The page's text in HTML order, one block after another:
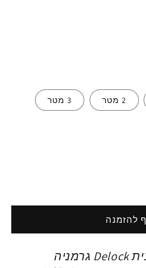
2 מטר 3 מטר
להזמנה
כבל EASY-USB 2.0 מבית Delock גרמניה